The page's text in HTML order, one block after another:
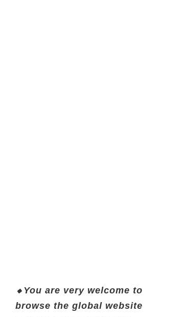
🔸 You are very welcome to
browse the global website